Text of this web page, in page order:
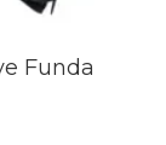
Funda